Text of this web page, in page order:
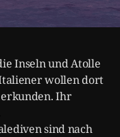
Inseln und Atolle
wollen dort
Ihr
sind nach